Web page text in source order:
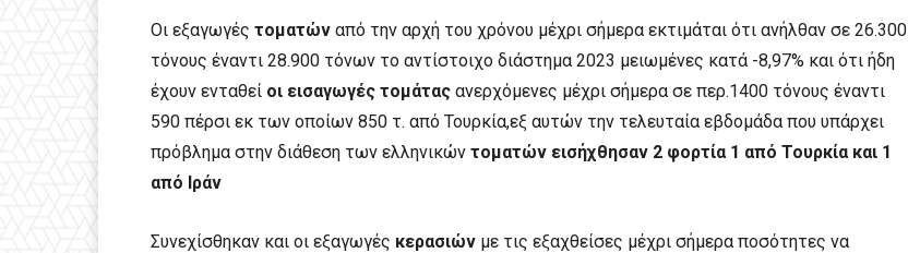
Οι εξαγωγές τοματών από την αρχή του χρόνου μέχρι σήμερα εκτιμάται ότι ανήλθαν σε 26.300
τόνους έναντι 28.900 τόνων το αντίστοιχο διάστημα 2023 μειωμένες κατά -8,97% και ότι ήδη
έχουν ενταθεί οι εισαγωγές τομάτας ανερχόμενες μέχρι σήμερα σε περ.1400 τόνους έναντι
590 πέρσι εκ των οποίων 850 τ. από Τουρκία,εξ αυτών την τελευταία εβδομάδα που υπάρχει
πρόβλημα στην διάθεση των ελληνικών τοματών εισήχθησαν 2 φορτία 1 από Τουρκία και 1
από Ιράν
Συνεχίσθηκαν και οι εξαγωγές κερασιών με τις εξαχθείσες μέχρι σήμερα ποσότητες να